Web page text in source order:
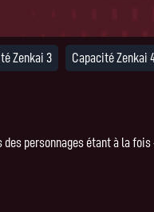
Zenkai 3 Capacité Zenkai
personnages étant à la fois